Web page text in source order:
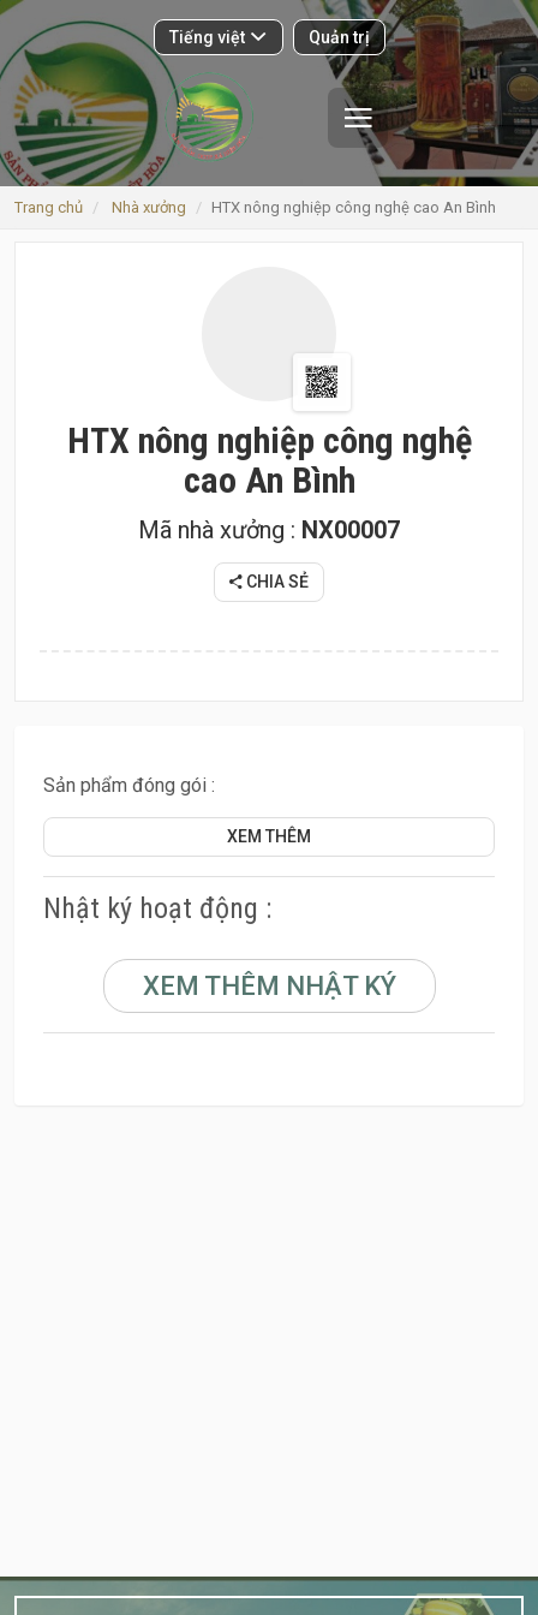
Tiếng việt Quản trị
Giới thiệu
Sản phẩm
Trang chủ Nhà xưởng HTX nông nghiệp công nghệ cao An Bình
HTX nông nghiệp công nghệ
cao An Bình
Mã nhà xưởng : NX00007
CHIA SẺ
Sản phẩm đóng gói :
XEM THÊM
Nhật ký hoạt động :
XEM THÊM NHẬT KÝ